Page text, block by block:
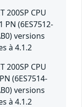
200SP CPU
PN (6ES7512-
versions
à 4.1.2
200SP CPU
(6ES7514-
versions
à 4.1.2